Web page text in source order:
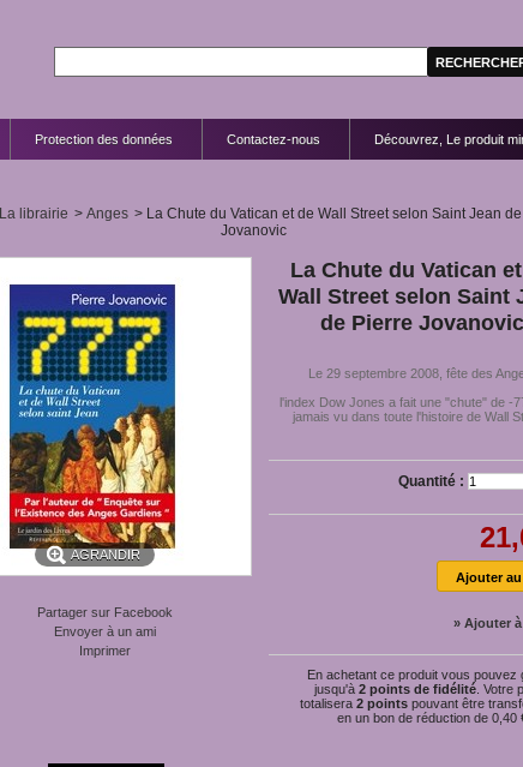
Protection des données Contactez-nous Découvrez, Le produit
La librairie > Anges > La Chute du Vatican et de Wall Street selon Saint Jean
Jovanovic
AGRANDIR
Partager sur Facebook
Envoyer à un ami
Imprimer
La Chute du Vatican
Wall Street selon Saint
de Pierre Jovanovic
Le 29 septembre 2008, fête des
l'index Dow Jones a fait une "chute" de -
jamais vu dans toute l'histoire de Wall
Quantité :
» Ajouter
En achetant ce produit vous pouvez
jusqu'à 2 points de fidélité . Votre
totalisera 2pointspouvant être
en un bon de réduction de 0,40